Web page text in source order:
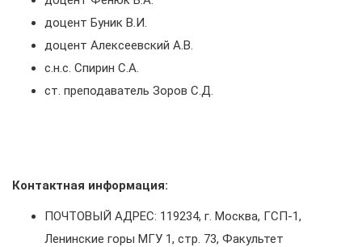
доцент Буник В.И.
доцент Алексеевский А.В.
с.н.с. Спирин С.А.
ст. преподаватель Зоров С.Д.
Контактная информация:
ПОЧТОВЫЙ АДРЕС: 119234, г. Москва, ГСП-1,
Ленинские горы МГУ 1, стр. 73, Факультет